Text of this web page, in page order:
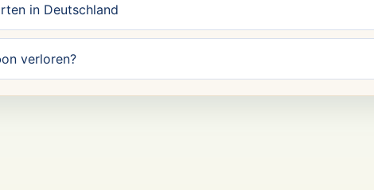
in Deutschland
verloren?